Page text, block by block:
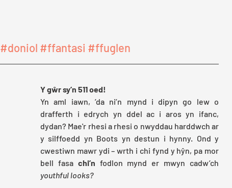
#doniol #ffantasi #ffuglen
Y gŵr sy’n 511 oed!
Yn aml iawn, ’da ni’n mynd i dipyn go lew o
drafferth i edrych yn ddel ac i aros yn ifanc,
dydan? Mae'r rhesi a rhesi o nwyddau harddwch ar
y silffoedd yn Boots yn destun i hynny. Ond y
cwestiwn mawr ydi – wrth i chi fynd y hŷn, pa mor
bell fasa chi’n
youthful looks?